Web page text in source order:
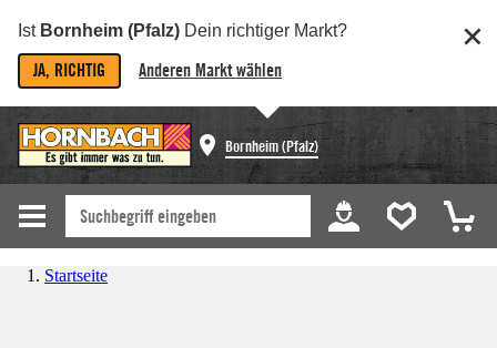
Ist Bornheim (Pfalz) Dein richtiger Markt?
JA, RICHTIG Anderen Markt wählen
Bornheim (Pfalz)
Startseite